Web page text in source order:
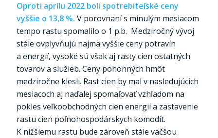
Oproti aprílu 2022 boli spotrebiteľské ceny
vyššie o 13,8 %. V porovnaní s minulým mesiacom
tempo rastu spomalilo o 1 p.b. Medziročný vývoj
stále ovplyvňujú najmä vyššie ceny potravín
a energií, vysoké sú však aj rasty cien ostatných
tovarov a služieb. Ceny pohonných hmôt
medziročne klesli. Rast cien by mal v nasledujúcich
mesiacoch aj naďalej spomaľovať vzhľadom na
pokles veľkoobchodných cien energií a zastavenie
rastu cien poľnohospodárskych komodít.
K nižšiemu rastu bude zároveň stále väčšou